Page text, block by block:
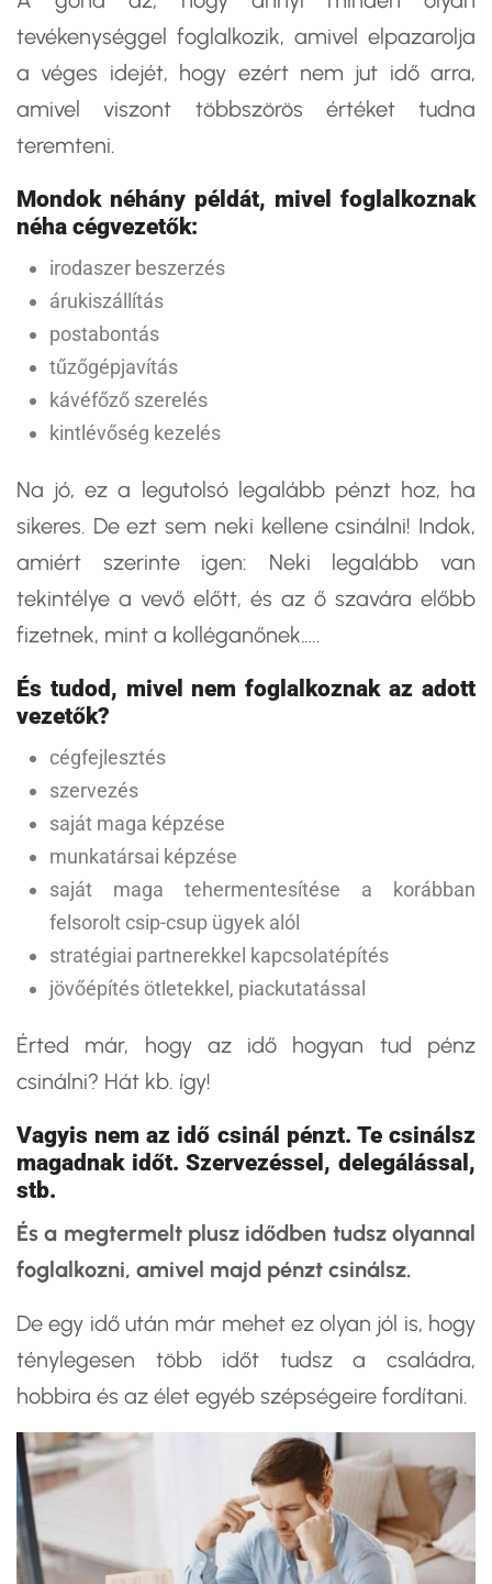
tevékenységgel foglalkozik, amivel elpazarolja
a véges idejét, hogy ezért nem jut idő arra,
amivel viszont többszörös értéket tudna
teremteni.
Mondok néhány példát, mivel foglalkoznak
néha cégvezetők:
irodaszer beszerzés
árukiszállítás
postabontás
tűzőgépjavítás
kávéfőző szerelés
kintlévőség kezelés
Na jó, ez a legutolsó legalább pénzt hoz, ha
sikeres. De ezt sem neki kellene csinálni! Indok,
amiért szerinte igen: Neki legalább van
tekintélye a vevő előtt, és az ő szavára előbb
fizetnek, mint a kolléganőnek…..
És tudod, mivel nem foglalkoznak az adott
vezetők?
cégfejlesztés
szervezés
saját maga képzése
munkatársai képzése
saját maga tehermentesítése a korábban
felsorolt csip-csup ügyek alól
stratégiai partnerekkel kapcsolatépítés
jövőépítés ötletekkel, piackutatással
Érted már, hogy az idő hogyan tud pénz
csinálni? Hát kb. így!
Vagyis nem az idő csinál pénzt. Te csinálsz
magadnak időt. Szervezéssel, delegálással,
stb.
És a megtermelt plusz idődben tudsz olyannal
foglalkozni, amivel majd pénzt csinálsz.
De egy idő után már mehet ez olyan jól is, hogy
ténylegesen több időt tudsz a családra,
hobbira és az élet egyéb szépségeire fordítani.